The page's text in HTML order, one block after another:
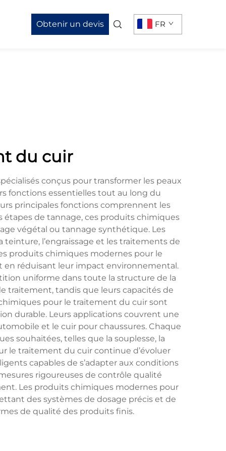
Obtenir un devis FR
du cuir
conçus pour transformer les peaux
fonctions essentielles tout au long du
principales fonctions comprennent les
étapes de tannage, ces produits chimiques
végétal ou tannage synthétique. Les
l’engraissage et les traitements de
produits chimiques modernes pour le
en réduisant leur impact environnemental.
uniforme dans toute la structure de la
traitement, tandis que leurs capacités de
pour le traitement du cuir sont
durable. Leurs applications couvrent une
et le cuir pour chaussures. Chaque
souhaitées, telles que la souplesse, la
le traitement du cuir continue d’évoluer
capables de s’adapter aux conditions
rigoureuses de contrôle qualité
Les produits chimiques modernes pour
des systèmes de dosage précis et de
de qualité des produits finis.